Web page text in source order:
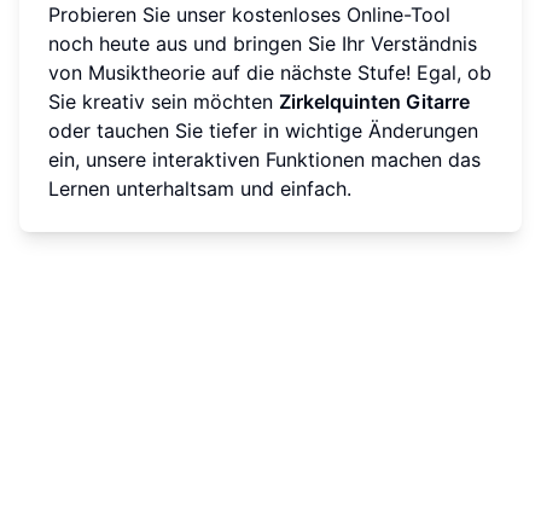
Probieren Sie unser kostenloses Online-Tool
noch heute aus und bringen Sie Ihr Verständnis
von Musiktheorie auf die nächste Stufe! Egal, ob
Sie kreativ sein möchten Zirkelquinten Gitarre
oder tauchen Sie tiefer in wichtige Änderungen
ein, unsere interaktiven Funktionen machen das
Lernen unterhaltsam und einfach.